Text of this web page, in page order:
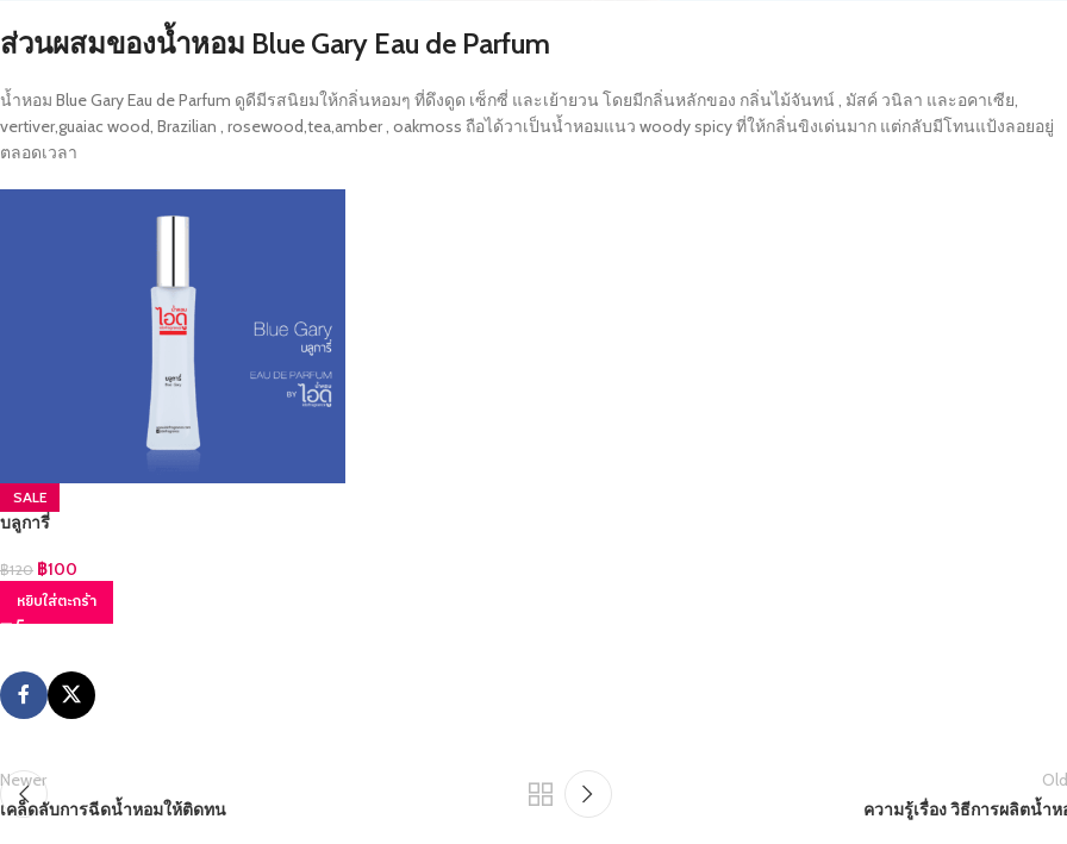
ส่วนผสมของน้ำหอม Blue Gary Eau de Parfum
น้ำหอม Blue Gary Eau de Parfum ดูดีมีรสนิยมให้กลิ่นหอมๆ ที่ดึงดูด เซ็กซี่ และเย้ายวน โดยมีกลิ่นหลักของ กลิ่นไม้จันทน์ , มัสค์ วนิลา และอคาเซีย,
vertiver,guaiac wood, Brazilian , rosewood,tea,amber , oakmoss ถือได้วาเป็นน้ำหอมแนว woody spicy ที่ให้กลิ่นขิงเด่นมาก แต่กลับมีโทนแป้งลอยอยู่
ตลอดเวลา
SALE
บลูการี่
฿120 ฿100
หยิบใส่ตะกร้า
Newer
เคล็ดลับการฉีดน้ำหอมให้ติดทน
ความรู้เรื่อง วิธีการผลิตน้ำห